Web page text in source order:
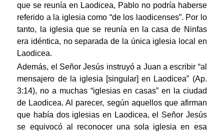
que se reunía en Laodicea, Pablo no podría haberse
referido a la iglesia como “de los laodicenses”. Por lo
tanto, la iglesia que se reunía en la casa de Ninfas
era idéntica, no separada de la única iglesia local en
Laodicea.
Además, el Señor Jesús instruyó a Juan a escribir “al
mensajero de la iglesia [singular] en Laodicea” (Ap.
3:14), no a muchas “iglesias en casas” en la ciudad
de Laodicea. Al parecer, según aquellos que afirman
que había dos iglesias en Laodicea, el Señor Jesús
se equivocó al reconocer una sola iglesia en esa